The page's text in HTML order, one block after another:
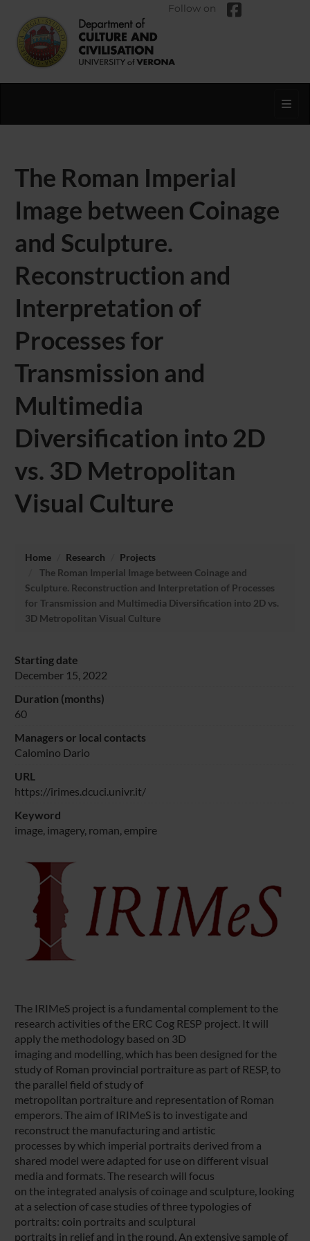
Follow on
The Roman Imperial
Image between Coinage
and Sculpture.
Reconstruction and
Interpretation of
Processes for
Transmission and
Multimedia
Diversification into 2D
vs. 3D Metropolitan
Visual Culture
Home Research
Projects
The Roman Imperial Image between Coinage and
Sculpture. Reconstruction and Interpretation of Processes
for Transmission and Multimedia Diversification into 2D vs.
3D Metropolitan Visual Culture
Starting date
December 15, 2022
Duration (months)
60
Managers or local contacts
Calomino Dario
URL
https://irimes.dcuci.univr.it/
Keyword
image, imagery, roman, empire
The IRIMeS project is a fundamental complement to the
research activities of the ERC Cog RESP project. It will
apply the methodology based on 3D
imaging and modelling, which has been designed for the
study of Roman provincial portraiture as part of RESP, to
the parallel field of study of
metropolitan portraiture and representation of Roman
emperors. The aim of IRIMeS is to investigate and
reconstruct the manufacturing and artistic
processes by which imperial portraits derived from a
shared model were adapted for use on different visual
media and formats. The research will focus
on the integrated analysis of coinage and sculpture, looking
at a selection of case studies of three typologies of
portraits: coin portraits and sculptural
portraits in relief and in the round. An extensive sample of